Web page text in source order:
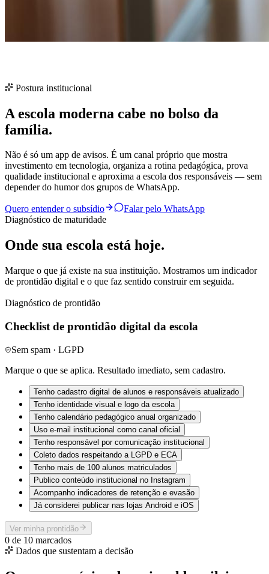
Postura institucional
A escola moderna cabe no bolso da
família.
Não é só um app de avisos. É um canal próprio que mostra
investimento em tecnologia, organiza a rotina pedagógica, prova
qualidade institucional e aproxima a escola dos responsáveis — sem
depender do humor dos grupos de WhatsApp.
Quero entender o subsídio
Falar pelo WhatsApp
Diagnóstico de maturidade
Onde sua escola está hoje.
Marque o que já existe na sua instituição. Mostramos um indicador
de prontidão digital e o que faz sentido construir em seguida.
Diagnóstico de prontidão
Checklist de prontidão digital da escola
Sem spam · LGPD
Marque o que se aplica. Resultado imediato, sem cadastro.
Tenho cadastro digital de alunos e responsáveis atualizado
Tenho identidade visual e logo da escola
Tenho calendário pedagógico anual organizado
Uso e-mail institucional como canal oficial
Tenho responsável por comunicação institucional
Coleto dados respeitando a LGPD e ECA
Tenho mais de 100 alunos matriculados
Publico conteúdo institucional no Instagram
Acompanho indicadores de retenção e evasão
Já considerei publicar nas lojas Android e iOS
Ver minha prontidão
0 de 10 marcados
Dados que sustentam a decisão